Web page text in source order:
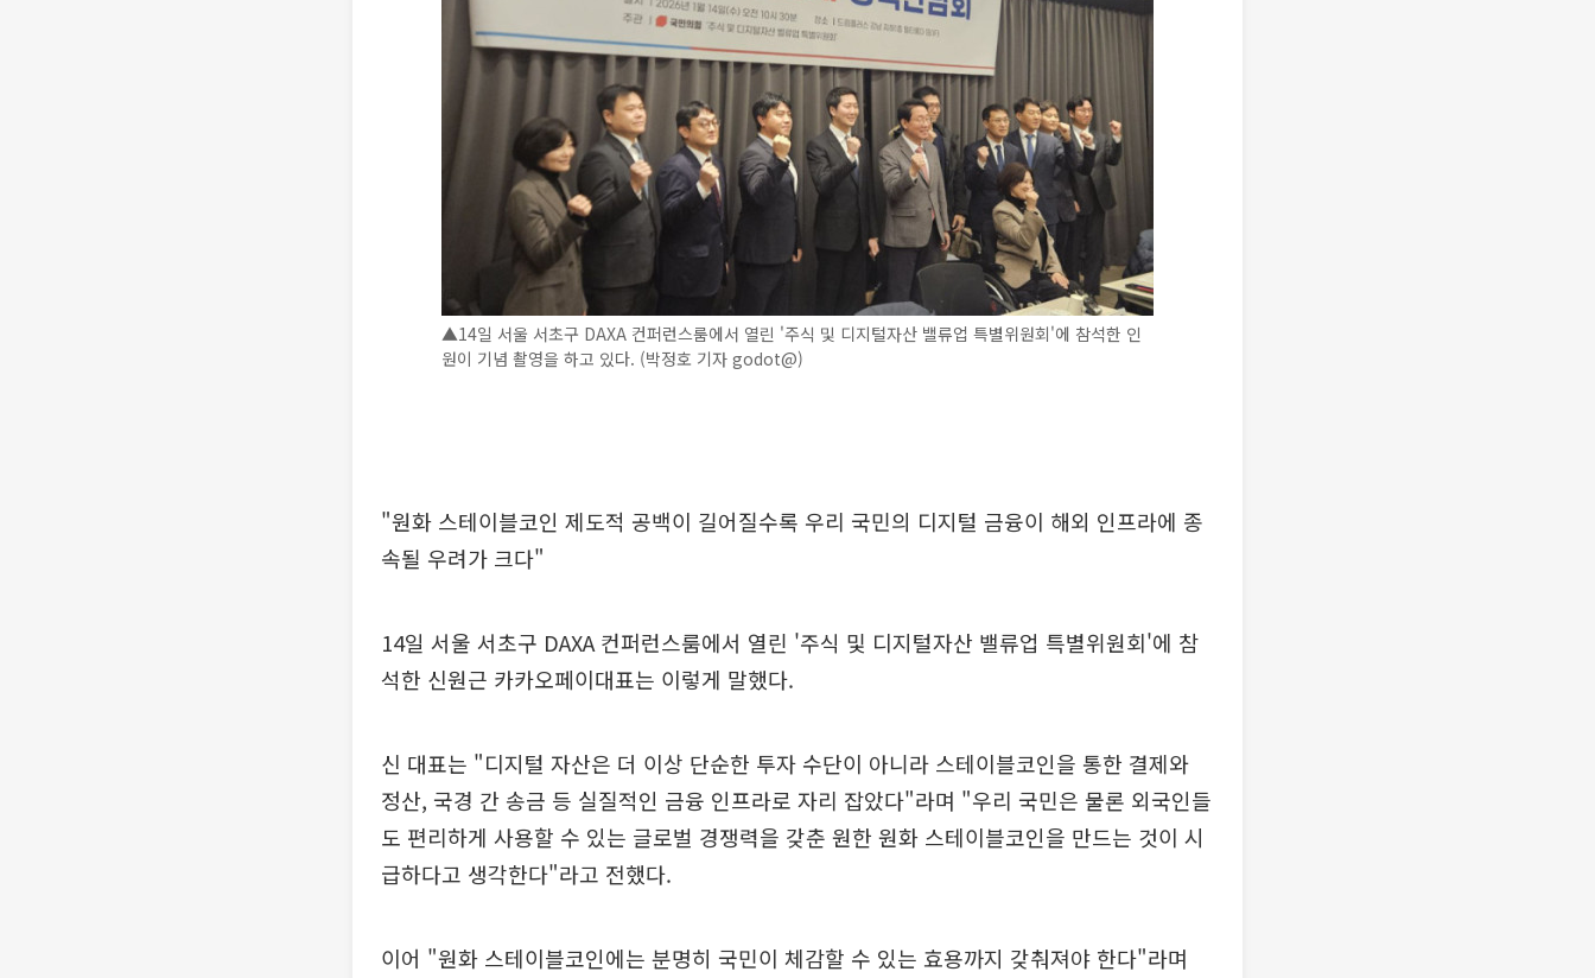
▲14일 서울 서초구 DAXA 컨퍼런스룸에서 열린 '주식 및 디지털자산 밸류업 특별위원회'에 참석한 인
원이 기념 촬영을 하고 있다. (박정호 기자 godot@)
"원화 스테이블코인 제도적 공백이 길어질수록 우리 국민의 디지털 금융이 해외 인프라에 종
속될 우려가 크다"
14일 서울 서초구 DAXA 컨퍼런스룸에서 열린 '주식 및 디지털자산 밸류업 특별위원회'에 참
석한 신원근 카카오페이대표는 이렇게 말했다.
신 대표는 "디지털 자산은 더 이상 단순한 투자 수단이 아니라 스테이블코인을 통한 결제와
정산, 국경 간 송금 등 실질적인 금융 인프라로 자리 잡았다"라며 "우리 국민은 물론 외국인들
도 편리하게 사용할 수 있는 글로벌 경쟁력을 갖춘 원한 원화 스테이블코인을 만드는 것이 시
급하다고 생각한다"라고 전했다.
이어 "원화 스테이블코인에는 분명히 국민이 체감할 수 있는 효용까지 갖춰져야 한다"라며